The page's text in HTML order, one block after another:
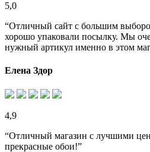
5,0
“Отличный сайт с большим
хорошо упаковали посылку. Мы
нужный артикул именно в этом
Елена Здор
4,9
“Отличный магазин с лучшими
прекрасные обои!”